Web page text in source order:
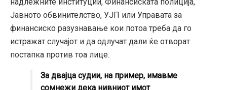
Јавното обвинителство, УЈП или Управата за
финансиско разузнавање кои потоа треба да го
истражат случајот и да одлучат дали ќе отворат
постапка против тоа лице.
За двајца судии, на пример, имавме
сомнежи дека нивниот имот